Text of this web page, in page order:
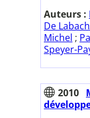
Auteurs :
De
Michel ;
Speyer-
2010